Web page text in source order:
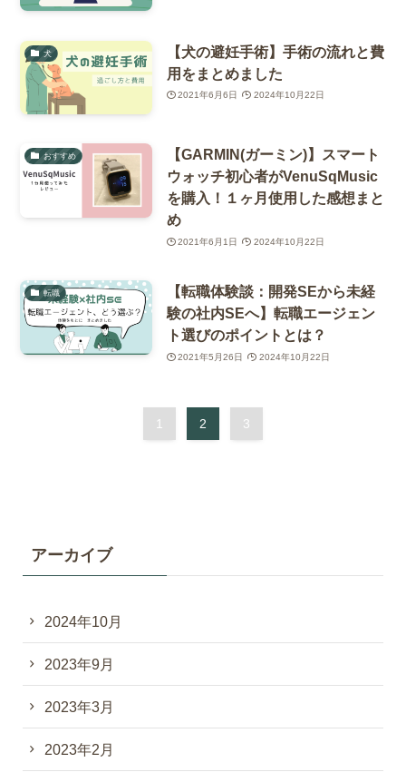
犬
【犬の避妊手術】手術の流れと費
用をまとめました
2021年6月6日 2024年10月22日
おすすめ
【GARMIN(ガーミン)】スマート
ウォッチ初心者がVenuSqMusic
を購入！１ヶ月使用した感想まと
め
2021年6月1日 2024年10月22日
転職
【転職体験談：開発SEから未経
験の社内SEへ】転職エージェン
ト選びのポイントとは？
2021年5月26日 2024年10月22日
1 2 3
アーカイブ
2024年10月
2023年9月
2023年3月
2023年2月